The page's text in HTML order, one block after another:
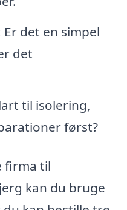
det en simpel
det
til isolering,
først?
firma til
kan du bruge